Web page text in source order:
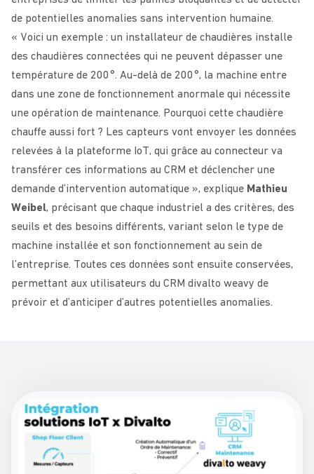
de potentielles anomalies sans intervention humaine.
« Voici un exemple : un installateur de chaudières installe
des chaudières connectées qui ne peuvent dépasser une
température de 200°. Au-delà de 200°, la machine entre
dans une zone de fonctionnement anormale qui nécessite
une opération de maintenance. Pourquoi cette chaudière
chauffe aussi fort ? Les capteurs vont envoyer les données
relevées à la plateforme IoT, qui grâce au connecteur va
transférer ces informations au CRM et déclencher une
demande d’intervention automatique », explique Mathieu
Weibel, précisant que chaque industriel a des critères, des
seuils et des besoins différents, variant selon le type de
machine installée et son fonctionnement au sein de
l’entreprise. Toutes ces données sont ensuite conservées,
permettant aux utilisateurs du CRM divalto weavy de
prévoir et d’anticiper d’autres potentielles anomalies.